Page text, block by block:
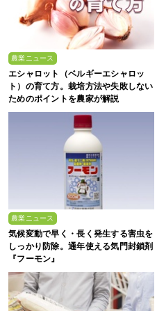
農業ニュース
エシャロット（ベルギーエシャロッ
ト）の育て方。栽培方法や失敗しない
ためのポイントを農家が解説
農業ニュース
気候変動で早く・長く発生する害虫を
しっかり防除。通年使える気門封鎖剤
『フーモン』